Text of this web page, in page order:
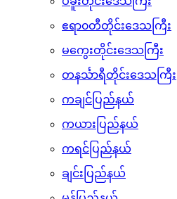
ပဲခူးတိုင်းဒေသကြီး
ဧရာ၀တီတိုင်းဒေသကြီး
မကွေးတိုင်းဒေသကြီး
တနင်္သာရီတိုင်းဒေသကြီး
ကချင်ပြည်နယ်
ကယားပြည်နယ်
ကရင်ပြည်နယ်
ချင်းပြည်နယ်